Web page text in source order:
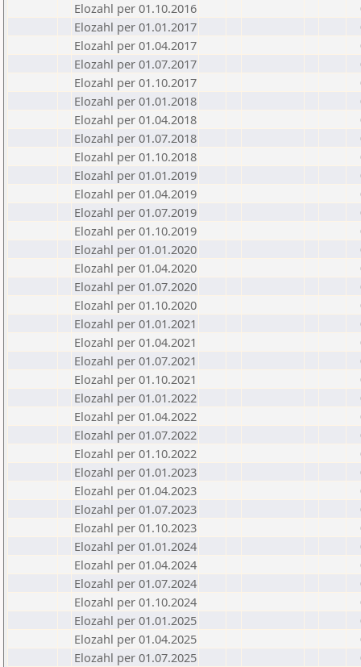
Elozahl per 01.10.2016
Elozahl per 01.01.2017
Elozahl per 01.04.2017
Elozahl per 01.07.2017
Elozahl per 01.10.2017
Elozahl per 01.01.2018
Elozahl per 01.04.2018
Elozahl per 01.07.2018
Elozahl per 01.10.2018
Elozahl per 01.01.2019
Elozahl per 01.04.2019
Elozahl per 01.07.2019
Elozahl per 01.10.2019
Elozahl per 01.01.2020
Elozahl per 01.04.2020
Elozahl per 01.07.2020
Elozahl per 01.10.2020
Elozahl per 01.01.2021
Elozahl per 01.04.2021
Elozahl per 01.07.2021
Elozahl per 01.10.2021
Elozahl per 01.01.2022
Elozahl per 01.04.2022
Elozahl per 01.07.2022
Elozahl per 01.10.2022
Elozahl per 01.01.2023
Elozahl per 01.04.2023
Elozahl per 01.07.2023
Elozahl per 01.10.2023
Elozahl per 01.01.2024
Elozahl per 01.04.2024
Elozahl per 01.07.2024
Elozahl per 01.10.2024
Elozahl per 01.01.2025
Elozahl per 01.04.2025
Elozahl per 01.07.2025